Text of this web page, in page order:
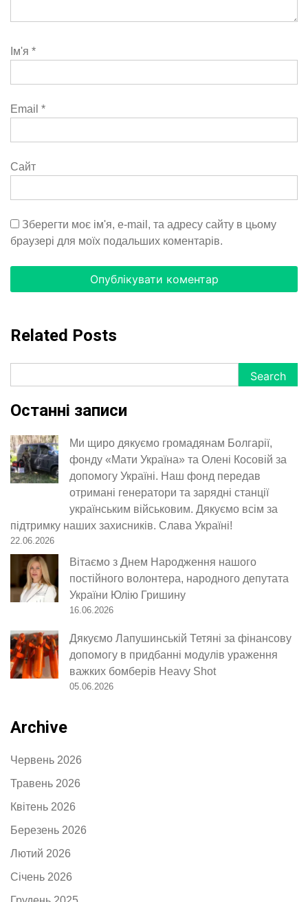
Ім'я *
Email *
Сайт
Зберегти моє ім'я, e-mail, та адресу сайту в цьому
браузері для моїх подальших коментарів.
Related Posts
Search
Останні записи
Ми щиро дякуємо громадянам Болгарії,
фонду «Мати Україна» та Олені Косовій за
допомогу Україні. Наш фонд передав
отримані генератори та зарядні станції
українським військовим. Дякуємо всім за
підтримку наших захисників. Слава Україні!
22.06.2026
Вітаємо з Днем Народження нашого
постійного волонтера, народного депутата
України Юлію Гришину
16.06.2026
Дякуємо Лапушинській Тетяні за фінансову
допомогу в придбанні модулів ураження
важких бомберів Heavy Shot
05.06.2026
Archive
Червень 2026
Травень 2026
Квітень 2026
Березень 2026
Лютий 2026
Січень 2026